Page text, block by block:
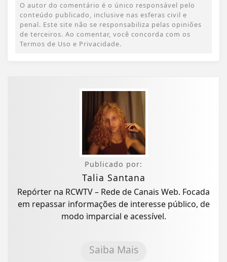
O autor do comentário é o único responsável pelo
conteúdo publicado, inclusive nas esferas civil e
penal. Este site não se responsabiliza pelas opiniões
de terceiros. Ao comentar, você concorda com os
Termos de Uso e Privacidade.
Publicado por:
Talia Santana
Repórter na RCWTV – Rede de Canais Web. Focada
em repassar informações de interesse público, de
modo imparcial e acessível.
Saiba Mais